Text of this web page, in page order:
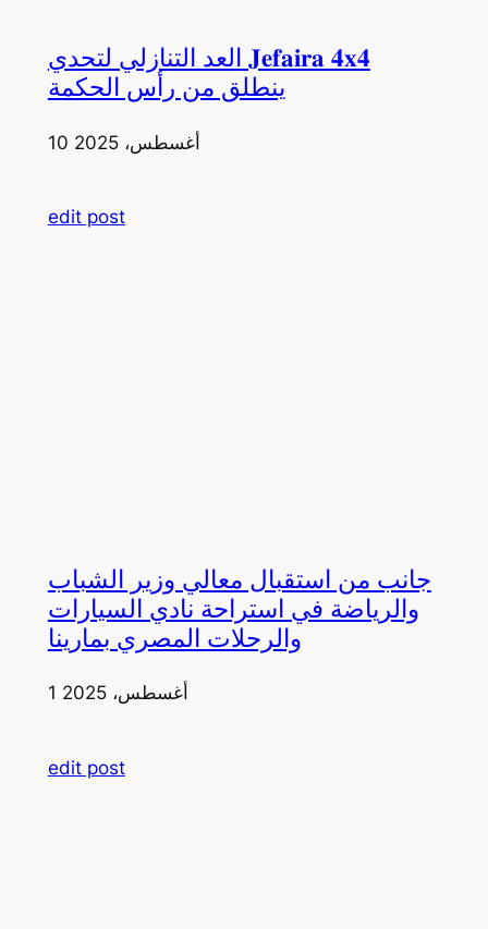
العد التنازلي لتحدي 𝐉𝐞𝐟𝐚𝐢𝐫𝐚 𝟒𝐱𝟒
ينطلق من رأس الحكمة
10 أغسطس، 2025
edit post
جانب من استقبال معالي وزير الشباب
والرياضة في استراحة نادي السيارات
والرحلات المصري بمارينا
1 أغسطس، 2025
edit post